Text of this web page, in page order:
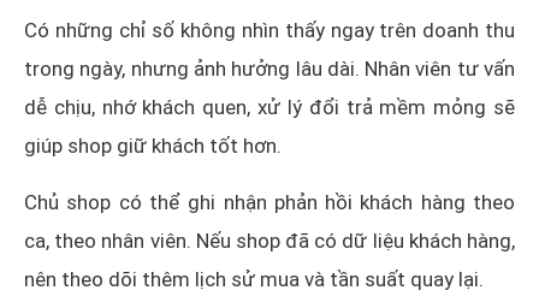
Có những chỉ số không nhìn thấy ngay trên doanh thu
trong ngày, nhưng ảnh hưởng lâu dài. Nhân viên tư vấn
dễ chịu, nhớ khách quen, xử lý đổi trả mềm mỏng sẽ
giúp shop giữ khách tốt hơn.
Chủ shop có thể ghi nhận phản hồi khách hàng theo
ca, theo nhân viên. Nếu shop đã có dữ liệu khách hàng,
nên theo dõi thêm lịch sử mua và tần suất quay lại.